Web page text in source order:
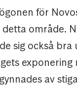
för
område.
sig också bra
exponering
av